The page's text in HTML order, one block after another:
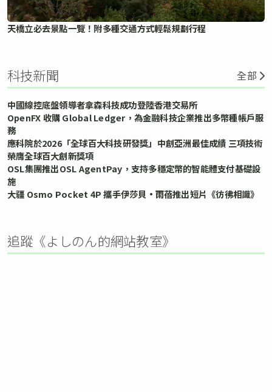
天橋立必去景點一覽！附多種交通方式輕鬆規劃行程
科技新聞 全部
中國線控底盤領導者拿森科技成功登陸香港交易所
OpenFX 收購 Global Ledger，為金融科技企業推出多幣種帳戶服
務
應科院於2026「全球百大科技研發獎」中創亞洲最佳成績 三項技術
榮膺全球百大創新獎項
OSL集團推出OSL AgentPay，支持多穩定幣的智能體支付基礎設
施
大疆 Osmo Pocket 4P 攜手伊莎貝•雨蓓推出短片《彷彿相識》
追蹤《よしのん的網站教室》